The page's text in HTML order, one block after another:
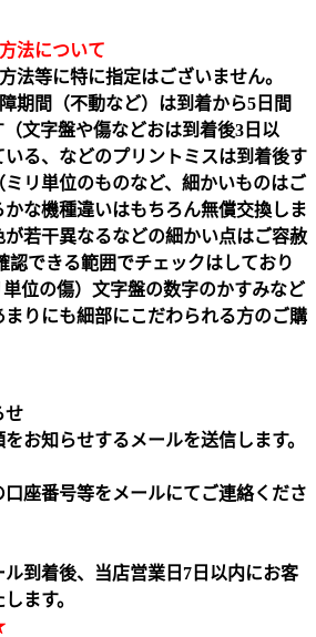
法について
法等に特に指定はございません。
期間（不動など）は到着から5日間
文字盤や傷などおは到着後3日以
る、などのプリントミスは到着後す
ミリ単位のものなど、細かいものはご
な機種違いはもちろん無償交換しま
若干異なるなどの細かい点はご容赦
認できる範囲でチェックはしており
位の傷）文字盤の数字のかすみなど
りにも細部にこだわられる方のご購
せ
お知らせするメールを送信します。
口座番号等をメールにてご連絡くださ
ル到着後、当店営業日7日以内にお客
ます。